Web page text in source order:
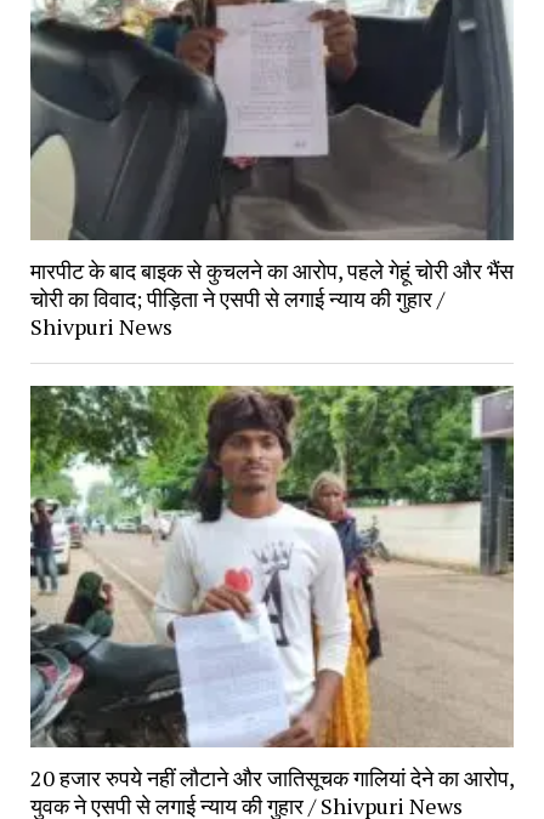
मारपीट के बाद बाइक से कुचलने का आरोप, पहले गेहूं चोरी और भैंस
चोरी का विवाद; पीड़िता ने एसपी से लगाई न्याय की गुहार /
Shivpuri News
20 हजार रुपये नहीं लौटाने और जातिसूचक गालियां देने का आरोप,
युवक ने एसपी से लगाई न्याय की गुहार / Shivpuri News